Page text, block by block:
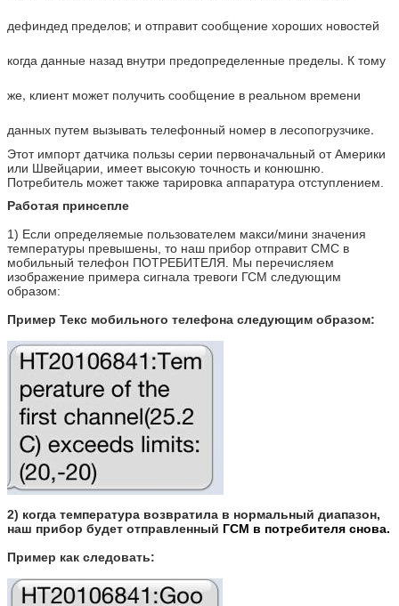
дефиндед пределов; и отправит сообщение хороших новостей
когда данные назад внутри предопределенные пределы. К тому
же, клиент может получить сообщение в реальном времени
данных путем вызывать телефонный номер в лесопогрузчике.
Этот импорт датчика пользы серии первоначальный от Америки
или Швейцарии, имеет высокую точность и конюшню.
Потребитель может также тарировка аппаратура отступлением.
Работая принсепле
1) Если определяемые пользователем макси/мини значения
температуры превышены, то наш прибор отправит СМС в
мобильный телефон ПОТРЕБИТЕЛЯ. Мы перечисляем
изображение примера сигнала тревоги ГСМ следующим
образом:
Пример Текс мобильного телефона следующим образом:
2) когда температура возвратила в нормальный диапазон,
наш прибор будет отправленный ГСМ в потребителя снова.
Пример как следовать: